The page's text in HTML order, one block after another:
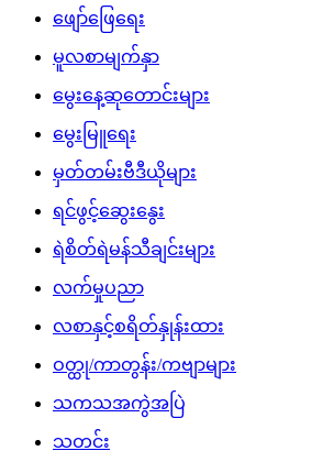
ဖျော်ဖြေရေး
မူလစာမျက်နှာ
မွေးနေ့ဆုတောင်းများ
မွေးမြူရေး
မှတ်တမ်းဗီဒီယိုများ
ရင်ဖွင့်ဆွေးနွေး
ရဲစိတ်ရဲမန်သီချင်းများ
လက်မှုပညာ
လစာနှင့်စရိတ်နှုန်းထား
ဝတ္ထု/ကာတွန်း/ကဗျာများ
သကသအကွဲအပြဲ
သတင်း